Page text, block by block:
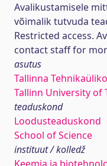
Avalikustamisele
võimalik tutvuda
Restricted access.
contact staff for
asutus
Tallinna
Tallinn University of
teaduskond
Loodusteaduskond
School of Science
instituut / kolledž